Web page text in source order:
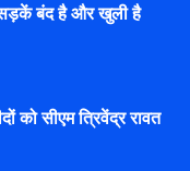
बंद है और खुली है
को सीएम त्रिवेंद्र रावत